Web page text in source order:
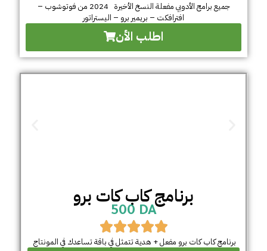
جميع برامج الأدوبي مفعلة النسخ الأخيرة 2024 من فوتوشوب –
افترافكت – بريمير برو – اليستراتور
اطلب الأن
برنامج كاب كات برو
500 DA
برنامج كاب كات برو مفعل + هدية تتمثل في باقة تساعدك في المونتاج